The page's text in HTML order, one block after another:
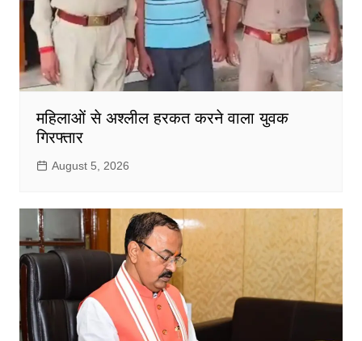
महिलाओं से अश्लील हरकत करने वाला युवक
गिरफ्तार
August 5, 2026